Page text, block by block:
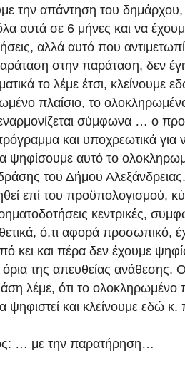
την απάντηση του δημάρχου,
αυτά σε 6 μήνες και να
αλλά αυτό που
στην παράταση, δεν
το λέμε έτσι, κλείνουμε
πλαίσιο, το
σύμφωνα … ο
και υποχρεωτικά για
ψηφίσουμε αυτό το
του Δήμου
επί του προϋπολογισμού,
κεντρικές,
ό,τι αφορά προσωπικό,
κει και πέρα δεν έχουμε
όρια της απευθείας ανάθεσης.
λέμε, ότι το ολοκληρωμένο
ψηφιστεί και κλείνουμε εδώ κ.
… με την παρατήρηση…